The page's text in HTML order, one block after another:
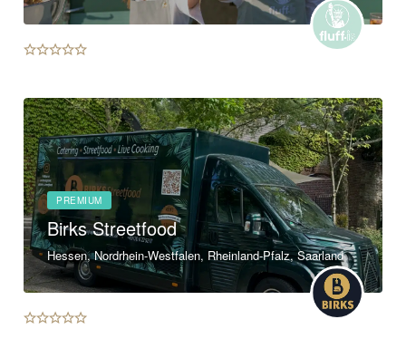
PREMIUM
Birks Streetfood
Hessen, Nordrhein-Westfalen, Rheinland-Pfalz, Saarland